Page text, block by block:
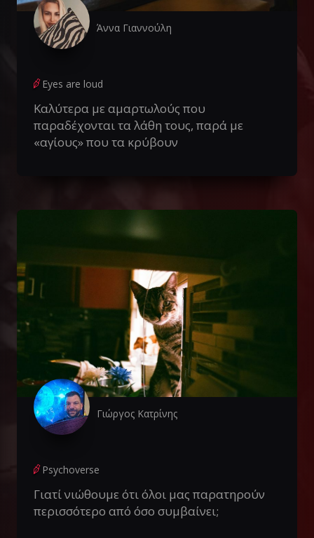
Άννα Γιαννούλη
Eyes are loud
Καλύτερα με αμαρτωλούς που
παραδέχονται τα λάθη τους, παρά με
«αγίους» που τα κρύβουν
Γιώργος Κατρίνης
Psychoverse
Γιατί νιώθουμε ότι όλοι μας παρατηρούν
περισσότερο από όσο συμβαίνει;